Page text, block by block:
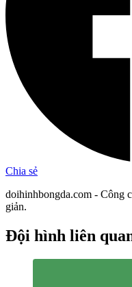
Chia sẻ
doihinhbongda.com - Công
giản.
Đội hình liên